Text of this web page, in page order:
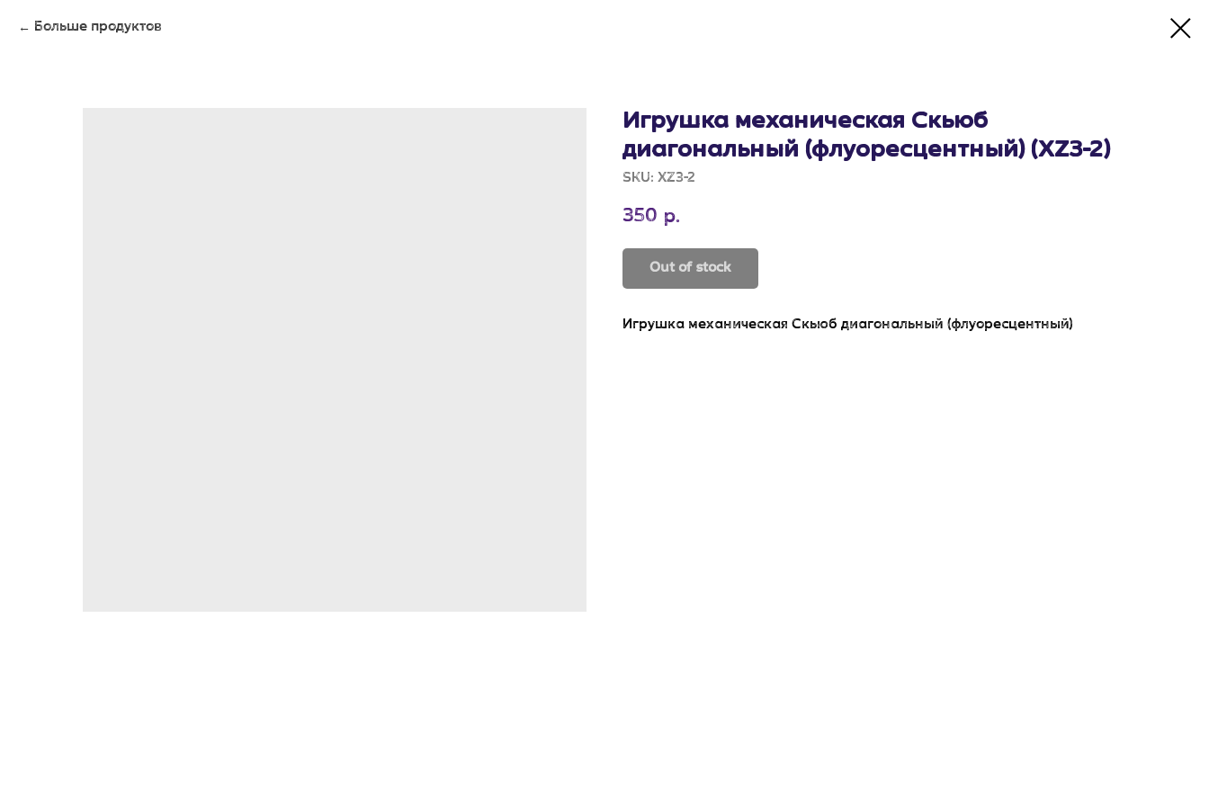
Больше продуктов
Игрушка механическая Скьюб
диагональный (флуоресцентный) (XZ3-2)
SKU: XZ3-2
350 р.
Out of stock
Игрушка механическая Скьюб диагональный (флуоресцентный)